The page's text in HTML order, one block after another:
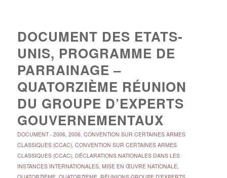
DOCUMENT DES ETATS-
UNIS, PROGRAMME DE
PARRAINAGE –
QUATORZIÈME RÉUNION
DU GROUPE D’EXPERTS
GOUVERNEMENTAUX
DOCUMENT- 2006, 2006, CONVENTION SUR CERTAINES ARMES
CLASSIQUES (CCAC), CONVENTION SUR CERTAINES ARMES
CLASSIQUES (CCAC), DÉCLARATIONS NATIONALES DANS LES
INSTANCES INTERNATIONALES, MISE EN ŒUVRE NATIONALE,